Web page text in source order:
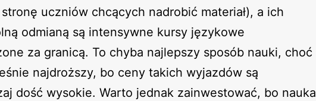
stronę uczniów chcących nadrobić materiał), a ich
odmianą są intensywne kursy językowe
za granicą. To chyba najlepszy sposób nauki, choć
najdroższy, bo ceny takich wyjazdów są
dość wysokie. Warto jednak zainwestować, bo nauka